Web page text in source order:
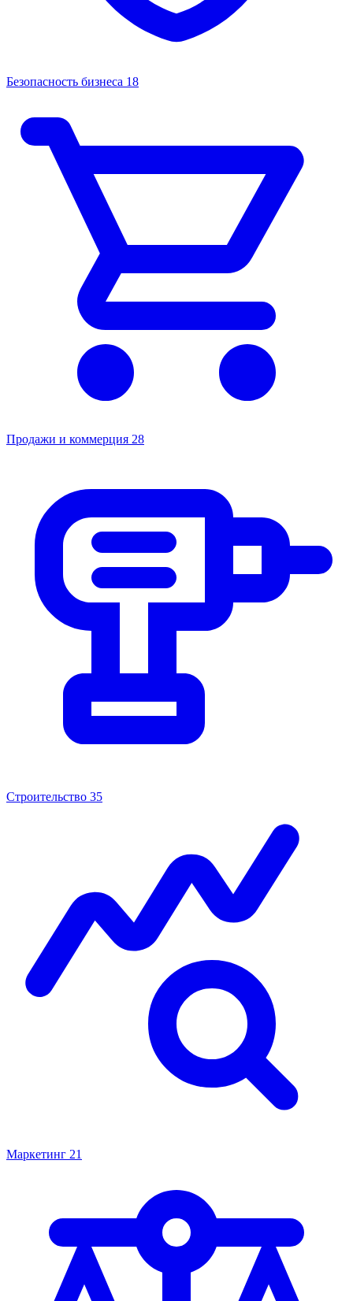
Безопасность бизнеса 18
Продажи и коммерция 28
Строительство 35
Маркетинг 21